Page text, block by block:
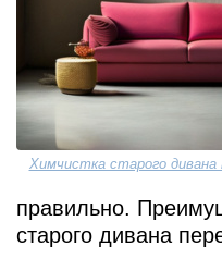
Химчистка старого дивана
правильно.
старого дивана